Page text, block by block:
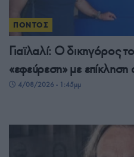
ΠΟΝΤΟΣ
Γιαϊλαλί: Ο δικηγόρος
«εφεύρεση» με
4/08/2026 - 1:45μμ